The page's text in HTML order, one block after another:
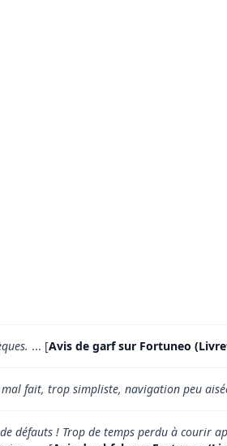
... [Avis de garf sur Fortuneo
fait, trop simpliste, navigation peu
! Trop de temps perdu à courir